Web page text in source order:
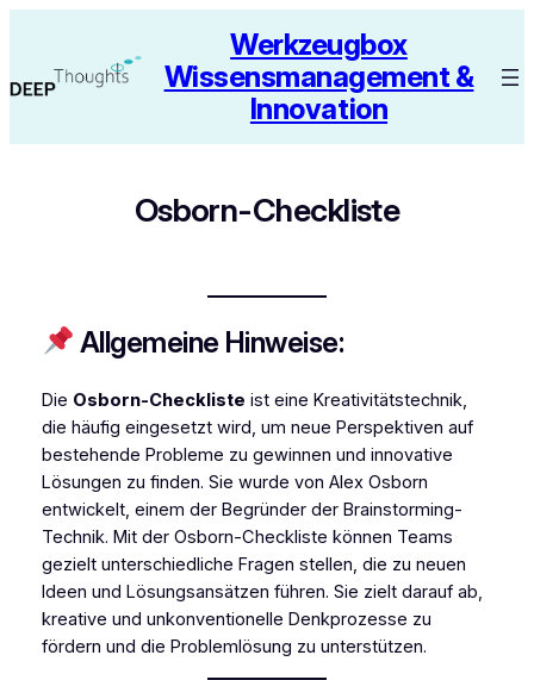
springen
Werkzeugbox
Wissensmanagement &
Innovation
Osborn-Checkliste
Allgemeine Hinweise:
Die Osborn-Checkliste ist eine Kreativitätstechnik,
die häufig eingesetzt wird, um neue Perspektiven auf
bestehende Probleme zu gewinnen und innovative
Lösungen zu finden. Sie wurde von Alex Osborn
entwickelt, einem der Begründer der Brainstorming-
Technik. Mit der Osborn-Checkliste können Teams
gezielt unterschiedliche Fragen stellen, die zu neuen
Ideen und Lösungsansätzen führen. Sie zielt darauf ab,
kreative und unkonventionelle Denkprozesse zu
fördern und die Problemlösung zu unterstützen.